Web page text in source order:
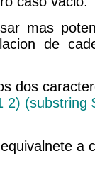
mas
de
dos
2)
a